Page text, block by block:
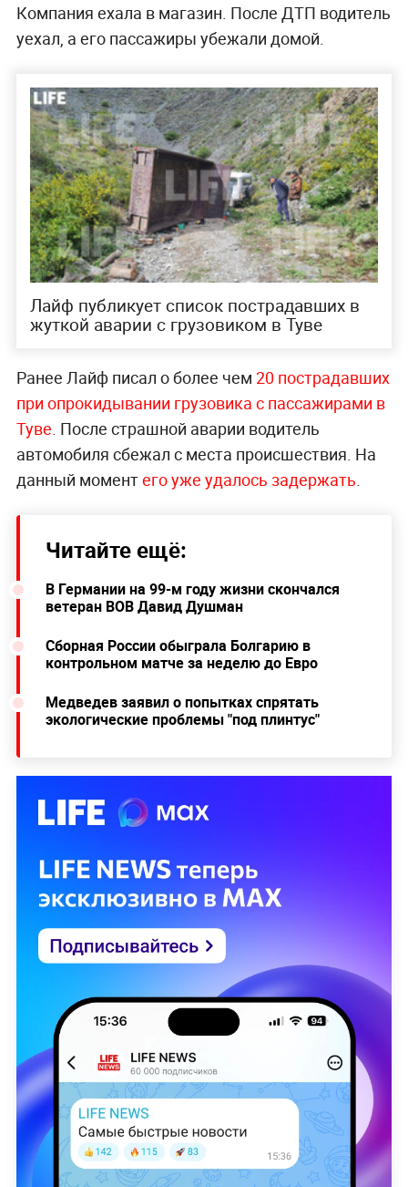
Компания ехала в магазин. После ДТП водитель
уехал, а его пассажиры убежали домой.
Лайф публикует список пострадавших в
жуткой аварии с грузовиком в Туве
Ранее Лайф писал о более чем 20 пострадавших
при опрокидывании грузовика с пассажирами в
Туве. После страшной аварии водитель
автомобиля сбежал с места происшествия. На
данный моментего уже удалось задержать.
Читайте ещё:
В Германии на 99-м году жизни скончался
ветеран ВОВ Давид Душман
Сборная России обыграла Болгарию в
контрольном матче за неделю до Евро
Медведев заявил о попытках спрятать
экологические проблемы "под плинтус"